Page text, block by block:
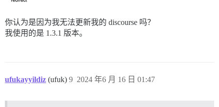
你认为是因为我无法更新我的 discourse 吗？
我使用的是 1.3.1 版本。
ufukayyildiz (ufuk) 2024 年6 月 16 日 01:47
9